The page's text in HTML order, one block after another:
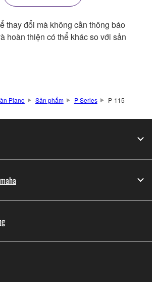
thay đổi mà không cần thông báo
hoàn thiện có thể khác so với sản
Piano Sản phẩm P Series P-115